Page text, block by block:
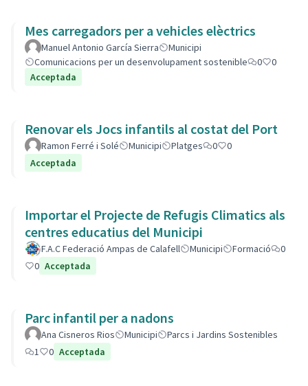
Mes carregadors per a vehicles elèctrics
Manuel Antonio García Sierra
Municipi
Comunicacions per un desenvolupament sostenible
0
0
Acceptada
Renovar els Jocs infantils al costat del Port
Ramon Ferré i Solé Municipi Platges 0
0
Acceptada
Importar el Projecte de Refugis Climatics als
centres educatius del Municipi
F.A.C Federació Ampas de Calafell Municipi Formació
0
0 Acceptada
Parc infantil per a nadons
Ana Cisneros Rios Municipi
Parcs i Jardins Sostenibles
1
0 Acceptada